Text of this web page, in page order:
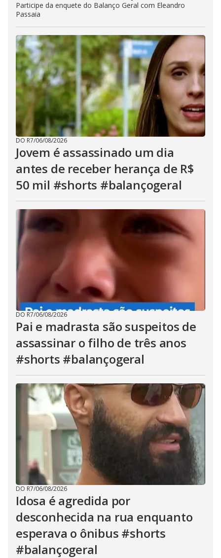
Participe da enquete do Balanço Geral com Eleandro
Passaia
DO R7/06/08/2026
Jovem é assassinado um dia
antes de receber herança de R$
50 mil #shorts #balançogeral
DO R7/06/08/2026
Pai e madrasta são suspeitos de
assassinar o filho de três anos
#shorts #balançogeral
DO R7/06/08/2026
Idosa é agredida por
desconhecida na rua enquanto
esperava o ônibus #shorts
#balançogeral